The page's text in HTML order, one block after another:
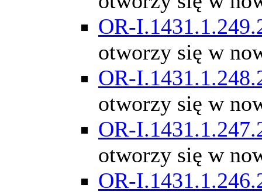
OR-
otworzy się w
OR-
otworzy się w
OR-
otworzy się w
OR-